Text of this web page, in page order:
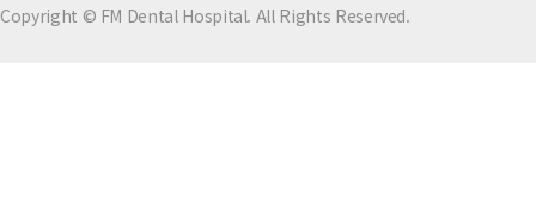
Copyright © FM Dental Hospital. All Rights Reserved.